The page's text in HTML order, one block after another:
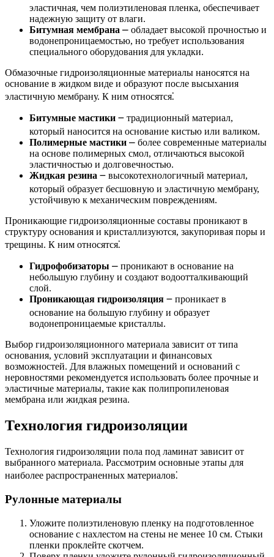
эластичная, чем полиэтиленовая пленка, обеспечивает
надежную защиту от влаги.
Битумная мембрана ⎼ обладает высокой прочностью и
водонепроницаемостью, но требует использования
специального оборудования для укладки.
Обмазочные гидроизоляционные материалы наносятся на
основание в жидком виде и образуют после высыхания
эластичную мембрану. К ним относятся⁚
Битумные мастики ౼ традиционный материал,
который наносится на основание кистью или валиком.
Полимерные мастики ⎼ более современные материалы
на основе полимерных смол, отличаються высокой
эластичностью и долговечностью.
Жидкая резина ౼ высокотехнологичный материал,
который образует бесшовную и эластичную мембрану,
устойчивую к механическим повреждениям.
Проникающие гидроизоляционные составы проникают в
структуру основания и кристаллизуются, закупоривая поры и
трещины. К ним относятся⁚
Гидрофобизаторы ⎼ проникают в основание на
небольшую глубину и создают водоотталкивающий
слой.
Проникающая гидроизоляция ౼ проникает в
основание на большую глубину и образует
водонепроницаемые кристаллы.
Выбор гидроизоляционного материала зависит от типа
основания, условий эксплуатации и финансовых
возможностей. Для влажных помещений и оснований с
неровностями рекомендуется использовать более прочные и
эластичные материалы, такие как полипропиленовая
мембрана или жидкая резина.
Технология гидроизоляции
Технология гидроизоляции пола под ламинат зависит от
выбранного материала. Рассмотрим основные этапы для
наиболее распространенных материалов⁚
Рулонные материалы
Уложите полиэтиленовую пленку на подготовленное
основание с нахлестом на стены не менее 10 см. Стыки
пленки проклейте скотчем.